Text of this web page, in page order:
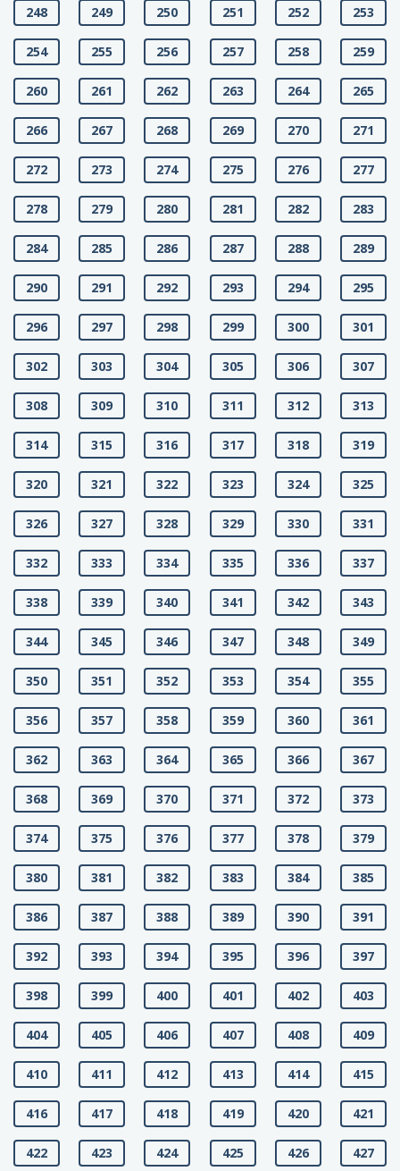
248 249 250 251 252 253
254 255 256 257 258 259
260 261 262 263 264 265
266 267 268 269 270 271
272 273 274 275 276 277
278 279 280 281 282 283
284 285 286 287 288 289
290 291 292 293 294 295
296 297 298 299 300 301
302 303 304 305 306 307
308 309 310 311 312 313
314 315 316 317 318 319
320 321 322 323 324 325
326 327 328 329 330 331
332 333 334 335 336 337
338 339 340 341 342 343
344 345 346 347 348 349
350 351 352 353 354 355
356 357 358 359 360 361
362 363 364 365 366 367
368 369 370 371 372 373
374 375 376 377 378 379
380 381 382 383 384 385
386 387 388 389 390 391
392 393 394 395 396 397
398 399 400 401 402 403
404 405 406 407 408 409
410 411 412 413 414 415
416 417 418 419 420 421
422 423 424 425 426 427